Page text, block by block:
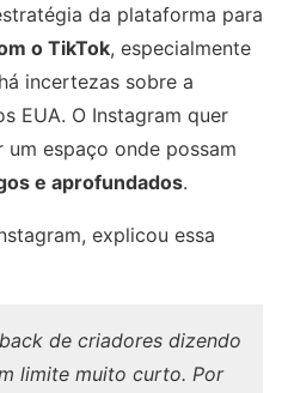
da plataforma para
o TikTok, especialmente
incertezas sobre a
EUA. O Instagram quer
espaço onde possam
e aprofundados.
explicou essa
de criadores dizendo
limite muito curto. Por